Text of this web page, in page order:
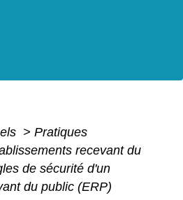
> Pratiques
recevant du
de sécurité d'un
du public (ERP)